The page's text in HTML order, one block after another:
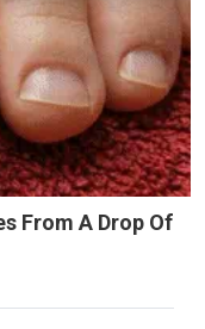
From A Drop Of